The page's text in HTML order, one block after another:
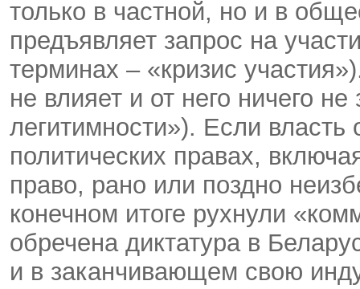
только в частной, но и в
предъявляет запрос на
терминах – «кризис
не влияет и от него ничего не
легитимности»). Если
политических правах,
право, рано или поздно
конечном итоге рухнули
обречена диктатура в
и в заканчивающем свою